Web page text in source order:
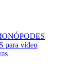
para vídeo